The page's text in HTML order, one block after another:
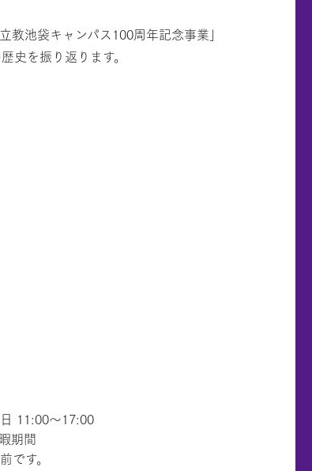
池袋キャンパス100周年記念事業」
史を振り返ります。
11:00～17:00
期間
す。